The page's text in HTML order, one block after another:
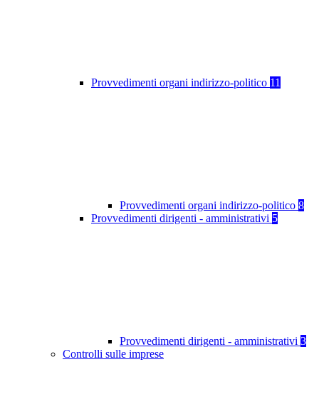
Provvedimenti organi indirizzo-politico 11
Provvedimenti organi indirizzo-politico 8
Provvedimenti dirigenti - amministrativi 5
Provvedimenti dirigenti - amministrativi 3
Controlli sulle imprese